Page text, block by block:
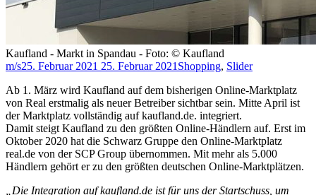
Kaufland - Markt in Spandau - Foto: © Kaufland
m/s25. Februar 2021 25. Februar 2021 Shopping, Slider
Ab 1. März wird Kaufland auf dem bisherigen Online-Marktplatz
von Real erstmalig als neuer Betreiber sichtbar sein. Mitte April ist
der Marktplatz vollständig auf kaufland.de. integriert.
Damit steigt Kaufland zu den größten Online-Händlern auf. Erst im
Oktober 2020 hat die Schwarz Gruppe den Online-Marktplatz
real.de von der SCP Group übernommen. Mit mehr als 5.000
Händlern gehört er zu den größten deutschen Online-Marktplätzen.
„Die Integration auf kaufland.de ist für uns der Startschuss, um